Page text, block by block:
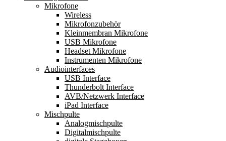
Mikrofone
Wireless
Mikrofonzubehör
Kleinmembran Mikrofone
USB Mikrofone
Headset Mikrofone
Instrumenten Mikrofone
Audiointerfaces
USB Interface
Thunderbolt Interface
AVB/Netzwerk Interface
iPad Interface
Mischpulte
Analogmischpulte
Digitalmischpulte